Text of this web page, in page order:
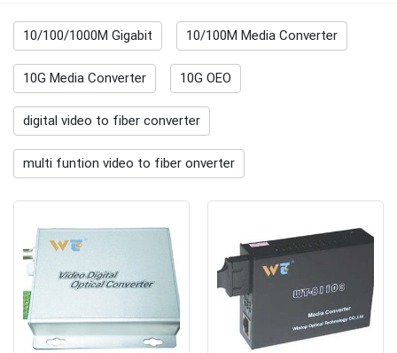
10/100/1000M Gigabit 10/100M Media Converter
10G Media Converter 10G OEO
digital video to fiber converter
multi funtion video to fiber onverter